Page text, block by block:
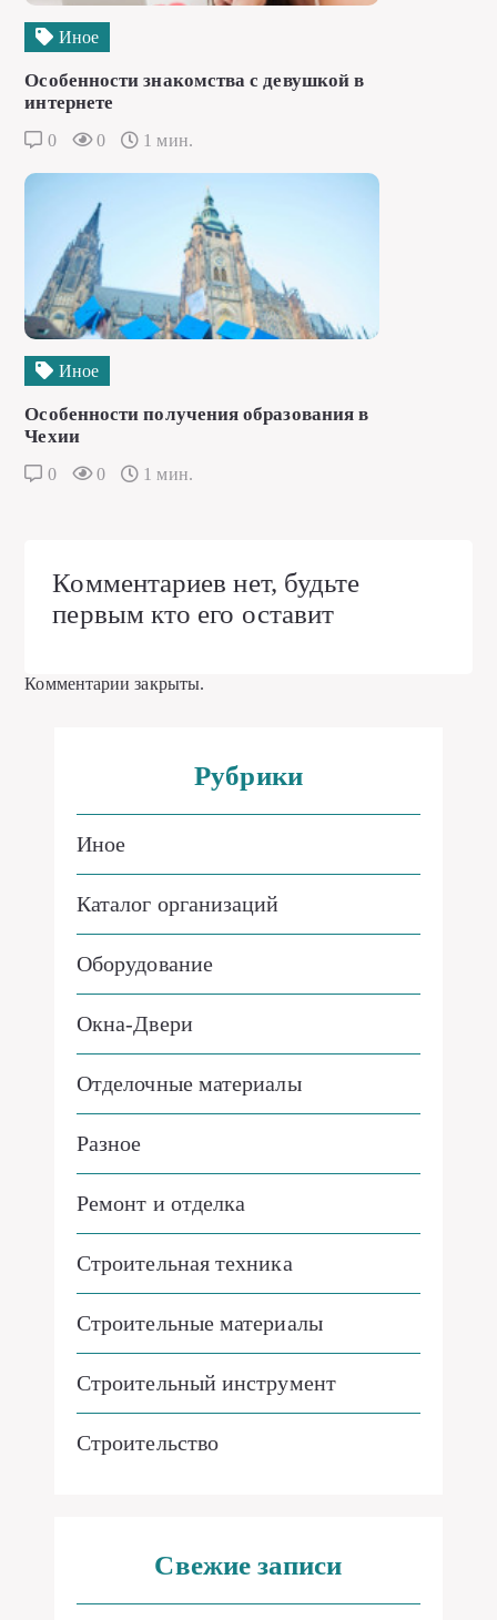
Иное
Особенности знакомства с девушкой в
интернете
0 0 1 мин.
Иное
Особенности получения образования в
Чехии
0 0 1 мин.
Комментариев нет, будьте
первым кто его оставит
Комментарии закрыты.
Рубрики
Иное
Каталог организаций
Оборудование
Окна-Двери
Отделочные материалы
Разное
Ремонт и отделка
Строительная техника
Строительные материалы
Строительный инструмент
Строительство
Свежие записи